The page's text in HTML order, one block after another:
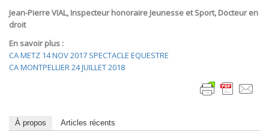
Jean-Pierre VIAL, Inspecteur honoraire Jeunesse et Sport, Docteur en
droit
En savoir plus :
CA METZ 14 NOV 2017 SPECTACLE EQUESTRE
CA MONTPELLIER 24 JUILLET 2018
À propos Articles récents